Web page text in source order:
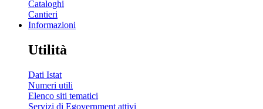
Cataloghi
Cantieri
Informazioni
Utilità
Dati Istat
Numeri utili
Elenco siti tematici
Servizi di Egovernment attivi